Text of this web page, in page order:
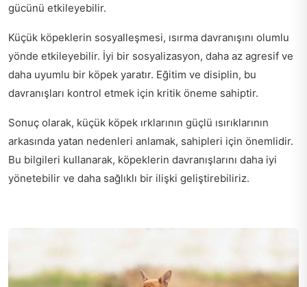
gücünü etkileyebilir.
Küçük köpeklerin sosyalleşmesi, ısırma davranışını olumlu
yönde etkileyebilir. İyi bir sosyalizasyon, daha az agresif ve
daha uyumlu bir köpek yaratır. Eğitim ve disiplin, bu
davranışları kontrol etmek için kritik öneme sahiptir.
Sonuç olarak, küçük köpek ırklarının güçlü ısırıklarının
arkasında yatan nedenleri anlamak, sahipleri için önemlidir.
Bu bilgileri kullanarak, köpeklerin davranışlarını daha iyi
yönetebilir ve daha sağlıklı bir ilişki geliştirebiliriz.